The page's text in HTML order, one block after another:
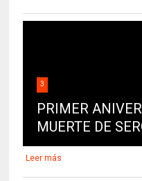
3
PRIMER
MUERTE DE
Leer más